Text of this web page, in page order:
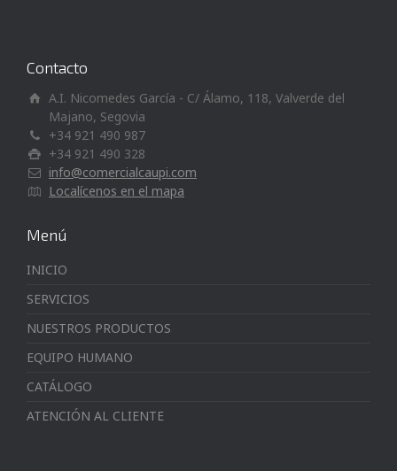
Contacto
A.I. Nicomedes García - C/ Álamo, 118, Valverde del
Majano, Segovia
+34 921 490 987
+34 921 490 328
info@comercialcaupi.com
Localícenos en el mapa
Menú
INICIO
SERVICIOS
NUESTROS PRODUCTOS
EQUIPO HUMANO
CATÁLOGO
ATENCIÓN AL CLIENTE